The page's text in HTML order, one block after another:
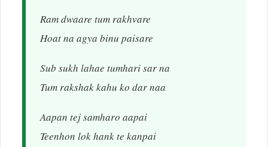
Ram dwaare tum rakhvare
Hoat na agya binu paisare
Sub sukh lahae tumhari sar na
Tum rakshak kahu ko dar naa
Aapan tej samharo aapai
Teenhon lok hank te kanpai